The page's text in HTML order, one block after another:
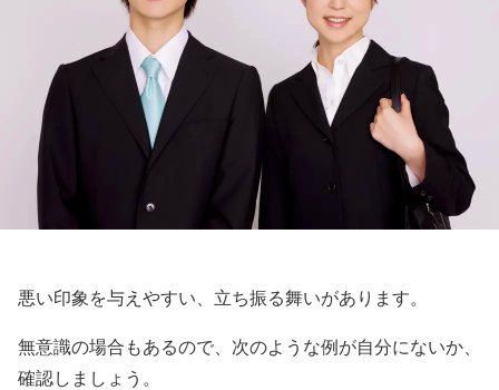
悪い印象を与えやすい、立ち振る舞いがあります。
無意識の場合もあるので、次のような例が自分にないか、
確認しましょう。